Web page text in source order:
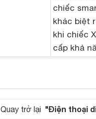
chiếc
khác biệt
khi chiếc
cấp khả
Quay trở lại "Điện thoại